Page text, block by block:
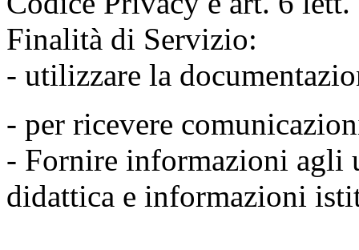
Finalità di Servizio:
- utilizzare la
- per ricevere
- Fornire informazioni agli
didattica e informazioni